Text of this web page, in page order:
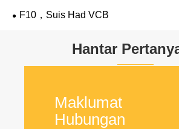
F10，Suis Had VCB
Hantar
Maklumat
Hubungan